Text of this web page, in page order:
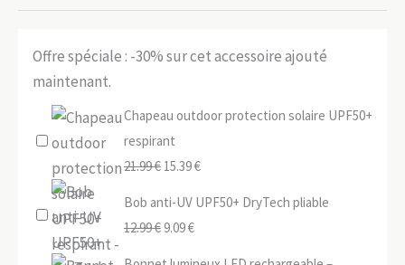
Offre spéciale : -30% sur cet accessoire ajouté
maintenant.
Chapeau outdoor protection solaire UPF50+
respirant
21.99€ Le
15.39€Le
Bob anti-UV UPF50+ DryTech pliable
12.99€Le
9.09€Le